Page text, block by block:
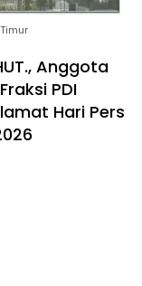
Anggota
PDI
Hari Pers